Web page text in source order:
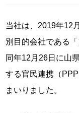
当社は、2019年12
別目的会社である
同年12月26日に山
する官民連携（
まいりました。